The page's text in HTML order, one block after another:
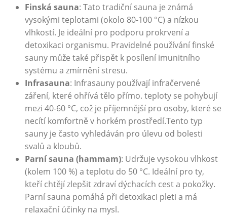
Finská sauna: ‌Tato tradiční sauna je známá⁤
vysokými teplotami (okolo 80-100 °C) a nízkou
vlhkostí.⁢ Je ideální pro podporu prokrvení a
detoxikaci organismu. Pravidelné používání finské
sauny může také přispět k posílení imunitního
systému a zmírnění stresu.
Infrasauna: Infrasauny používají infračervené
záření, které ohřívá ⁣tělo přímo. teploty se ‌pohybují
mezi 40-60 °C, což je příjemnější‌ pro osoby, které se
⁤necítí⁣ komfortně v horkém prostředí.Tento typ
sauny‍ je často vyhledáván​ pro úlevu od bolesti
svalů ‍a kloubů.
Parní sauna (hammam): Udržuje vysokou vlhkost
(kolem 100 %) a teplotu do 50 °C. Ideální pro ty,
kteří chtějí zlepšit zdraví ​dýchacích cest a pokožky.
Parní sauna pomáhá při detoxikaci ‍pleti a má
relaxační⁣ účinky na mysl.